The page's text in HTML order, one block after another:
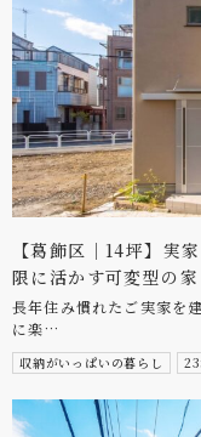
【葛飾区｜14坪】実
限に活かす可変型の家
長年住み慣れたご実家を
に楽…
収納がいっぱいの暮らし